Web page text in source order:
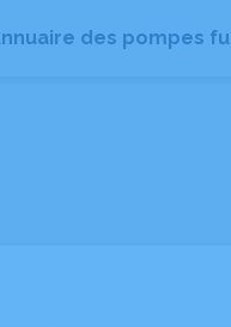
des pompes